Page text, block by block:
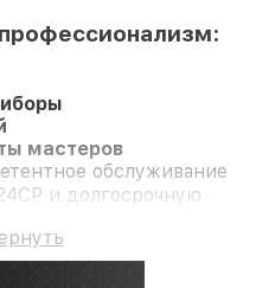
мастеров
обслуживание
и долгосрочную